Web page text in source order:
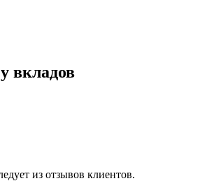
вкладов
из отзывов клиентов.